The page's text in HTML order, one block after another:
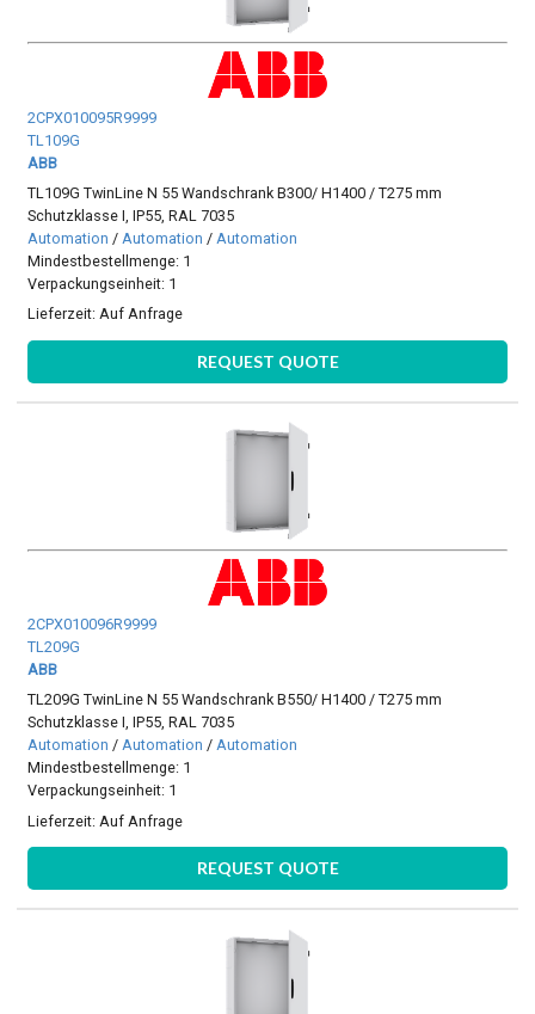
2CPX010095R9999
TL109G
ABB
TL109G TwinLine N 55 Wandschrank B300/ H1400 / T275 mm
Schutzklasse I, IP55, RAL 7035
Automation / Automation / Automation
Mindestbestellmenge: 1
Verpackungseinheit: 1
Lieferzeit:Auf Anfrage
REQUEST QUOTE
2CPX010096R9999
TL209G
ABB
TL209G TwinLine N 55 Wandschrank B550/ H1400 / T275 mm
Schutzklasse I, IP55, RAL 7035
Automation /Automation /Automation
Mindestbestellmenge: 1
Verpackungseinheit: 1
Lieferzeit: Auf Anfrage
REQUEST QUOTE